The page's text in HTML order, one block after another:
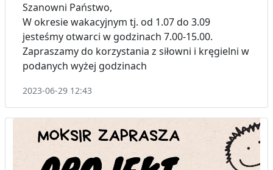
Szanowni Państwo,
W okresie wakacyjnym tj. od 1.07 do 3.09
jesteśmy otwarci w godzinach 7.00-15.00.
Zapraszamy do korzystania z siłowni i kręgielni w
podanych wyżej godzinach
2023-06-29 12:43